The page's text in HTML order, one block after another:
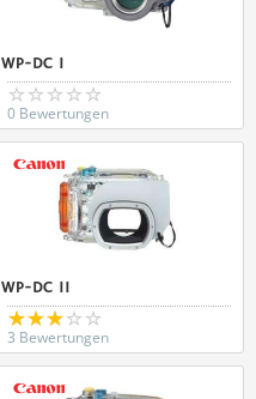
WP-DC 1
0 Bewertungen
WP-DC 11
3 Bewertungen